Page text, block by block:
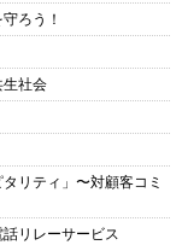
ろう！
生社会
リティ」〜対顧客コミ
リレーサービス